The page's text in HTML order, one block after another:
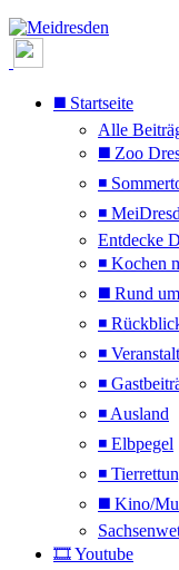
◼️ Startseite
Alle
◼️ Zoo
◾
◾
Entdecke
◾ Kochen
◼️ Rund
◾
◾
◾
◾ Ausland
◾ Elbpegel
◾
◼️ Kino/
🎞️ Youtube